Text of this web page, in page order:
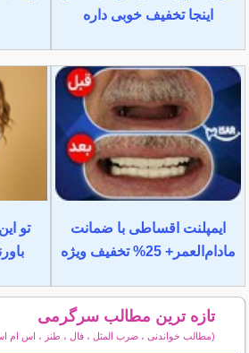
اینجا تخفیف خوبی داره
ایمپلنت اقساطی با ضمانت
مادام‌العمر+ 25% تخفیف ویژه
تو
تازه ترین مطالب سرگرمی
(مطالب خواندنی ، ضرب المثل ، فال ، طنز ، اس ام